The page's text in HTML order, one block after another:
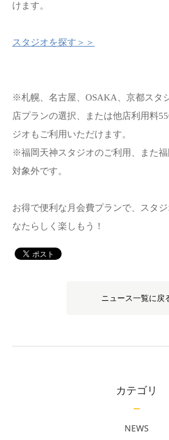
けます。
スタジオを探す＞＞
※札幌、名古屋、OSAKA、京都スタ
店プランの選択、または他店利用料
ジオもご利用いただけます。
※福岡天神スタジオのご利用、また
対象外です。
お得で便利な月会費プランで、スタ
なたらしく楽しもう！
ニュース一覧に戻
カテゴリ
NEWS